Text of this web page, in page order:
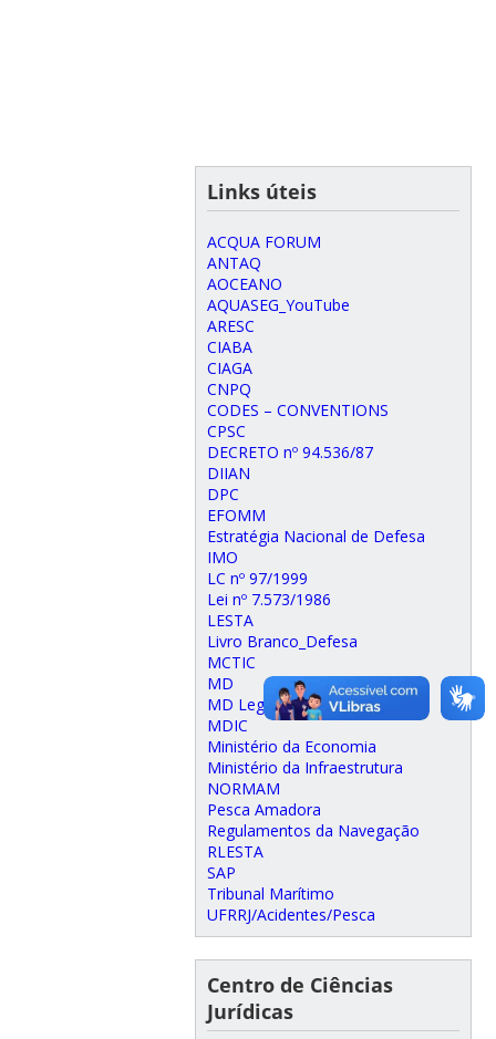
Links úteis
ACQUA FORUM
ANTAQ
AOCEANO
AQUASEG_YouTube
ARESC
CIABA
CIAGA
CNPQ
CODES – CONVENTIONS
CPSC
DECRETO nº 94.536/87
DIIAN
DPC
EFOMM
Estratégia Nacional de Defesa
IMO
LC nº 97/1999
Lei nº 7.573/1986
LESTA
Livro Branco_Defesa
MCTIC
MD
MD Legis
MDIC
Ministério da Economia
Ministério da Infraestrutura
NORMAM
Pesca Amadora
Regulamentos da Navegação
RLESTA
SAP
Tribunal Marítimo
UFRRJ/Acidentes/Pesca
Centro de Ciências
Jurídicas